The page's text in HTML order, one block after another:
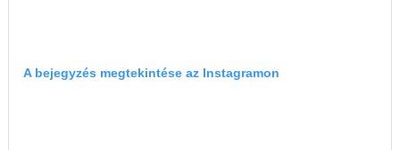
A bejegyzés megtekintése az Instagramon